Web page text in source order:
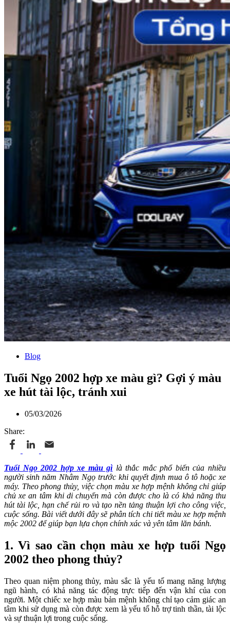
Blog
Tuổi Ngọ 2002 hợp xe màu gì? Gợi ý màu
xe hút tài lộc, tránh xui
05/03/2026
Share:
Tuổi Ngọ 2002 hợp xe màu gì là thắc mắc phổ biến của nhiều
người sinh năm Nhâm Ngọ trước khi quyết định mua ô tô hoặc xe
máy. Theo phong thủy, việc chọn màu xe hợp mệnh không chỉ giúp
chủ xe an tâm khi di chuyển mà còn được cho là có khả năng thu
hút tài lộc, hạn chế rủi ro và tạo nền tảng thuận lợi cho công việc,
cuộc sống. Bài viết dưới đây sẽ phân tích chi tiết màu xe hợp mệnh
mộc 2002 để giúp bạn lựa chọn chính xác và yên tâm lăn bánh.
1. Vì sao cần chọn màu xe hợp tuổi Ngọ
2002 theo phong thủy?
Theo quan niệm phong thủy, màu sắc là yếu tố mang năng lượng
ngũ hành, có khả năng tác động trực tiếp đến vận khí của con
người. Một chiếc xe hợp màu bản mệnh không chỉ tạo cảm giác an
tâm khi sử dụng mà còn được xem là yếu tố hỗ trợ tinh thần, tài lộc
và sự thuận lợi trong cuộc sống.